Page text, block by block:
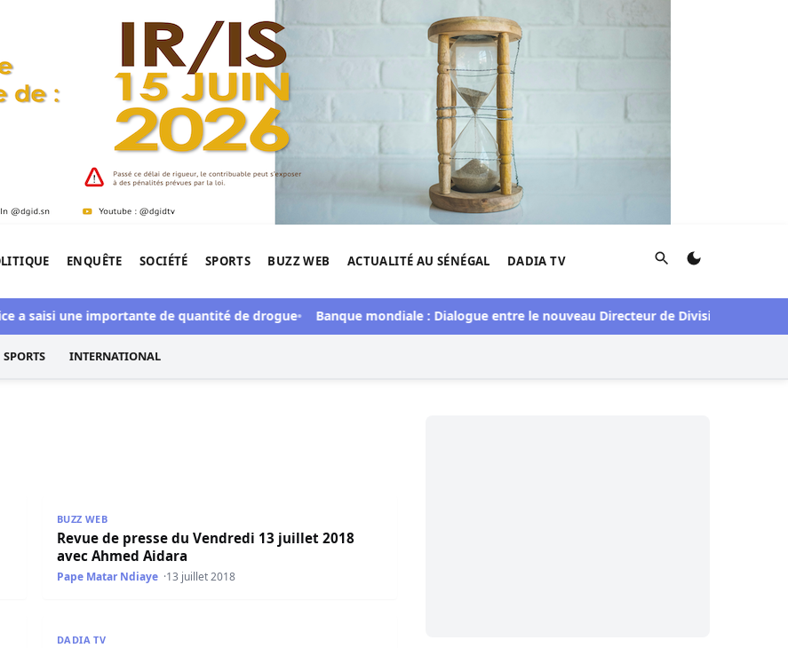
de l'Afrique.
ENQUÊTE SOCIÉTÉ SPORTS BUZZ WEB ACTUALITÉ AU SÉNÉGAL DADIA TV Rechercher
saisi une importante de quantité de drogue Banque mondiale : Dialogue entre le nouveau Directeur de Division pour le
SPORTS INTERNATIONAL
BUZZ WEB
Revue de presse du Vendredi 13 juillet 2018
avec Ahmed Aidara
Pape Matar Ndiaye 13 juillet 2018
DADIA TV